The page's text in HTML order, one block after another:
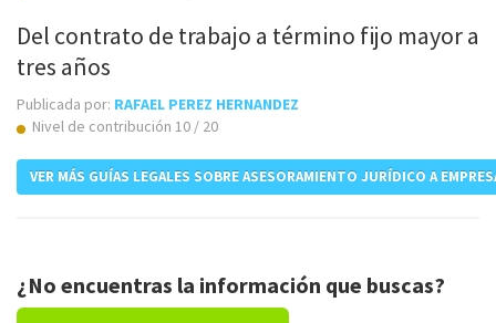
Del contrato de trabajo a término fijo mayor a
tres años
Publicada por: RAFAEL PEREZ HERNANDEZ
Nivel de contribución 10 / 20
VER MÁS GUÍAS LEGALES SOBRE ASESORAMIENTO JURÍDICO A
¿No encuentras la información que buscas?